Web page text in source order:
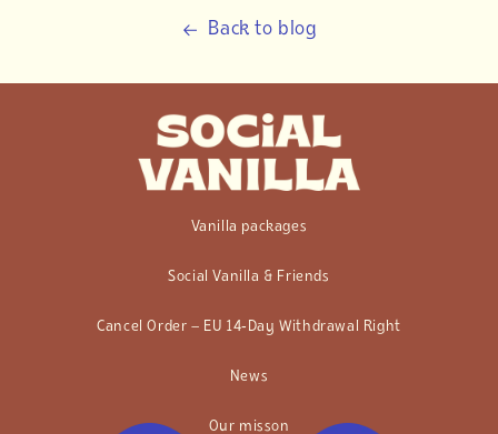
Back to blog
Vanilla packages
Social Vanilla & Friends
Cancel Order – EU 14‑Day Withdrawal Right
News
Our misson